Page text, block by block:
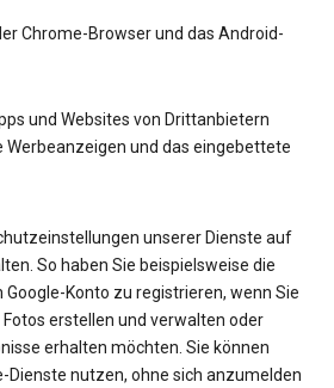
Chrome-Browser und das Android-
und Websites von Drittanbietern
Werbeanzeigen und das eingebettete
unserer Dienste auf
So haben Sie beispielsweise die
Google-Konto zu registrieren, wenn Sie
Fotos erstellen und verwalten oder
erhalten möchten. Sie können
Dienste nutzen, ohne sich anzumelden